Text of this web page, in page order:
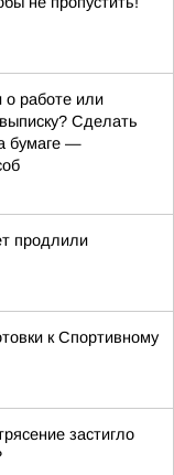
о работе или
Сделать
бумаге —
продлили
к Спортивному
застигло